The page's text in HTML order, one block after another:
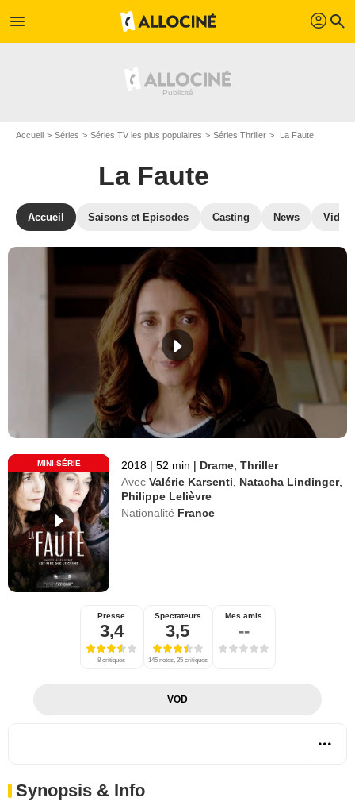
menu profil search
Accueil Séries Séries TV les plus populaires Séries Thriller La Faute
La Faute
Accueil Saisons et Episodes Casting News
MINI-SÉRIE 2018 | 52 min | Drame ,Thriller
Avec Valérie Karsenti Natacha Lindinger,
Philippe Lelièvre
Nationalité France
Presse
3,4
8 critiques
Spectateurs
3,5
145 notes, 25 critiques
Mes amis
--
VOD
Synopsis & Info